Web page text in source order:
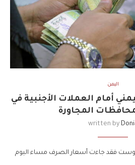
اليمن
أمام العملات الأجنبية في
المجاورة
written by
فقد جاءت أسعار الصرف مساء اليوم